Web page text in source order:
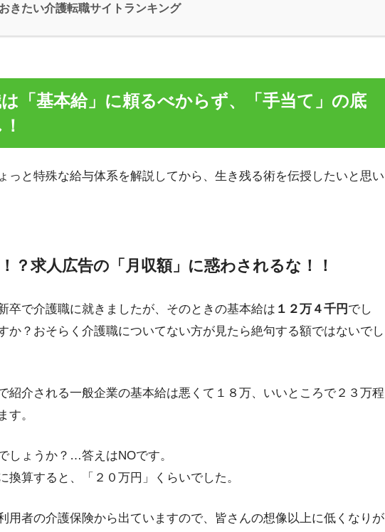
きたい介護転職サイトランキング
「基本給」に頼るべからず、「手当て」の底
っと特殊な給与体系を解説してから、生き残る術を伝授したいと思い
？求人広告の「月収額」に惑わされるな！！
卒で介護職に就きましたが、そのときの基本給は １２万４千円 でし
か？おそらく介護職についてない方が見たら絶句する額ではないでし
紹介される一般企業の基本給は悪くて１８万、いいところで２３万程
す。
しょうか？…答えはNOです。
換算すると、「２０万円」くらいでした。
用者の介護保険から出ていますので、皆さんの想像以上に低くなりが